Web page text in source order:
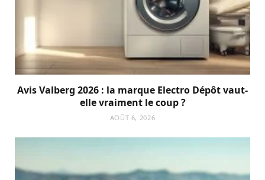
Avis Valberg 2026 : la marque Electro Dépôt vaut-
elle vraiment le coup ?
AOÛT 6, 2026